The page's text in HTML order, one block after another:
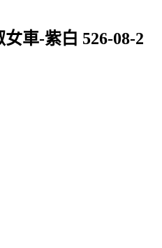
女車-紫白 526-08-2